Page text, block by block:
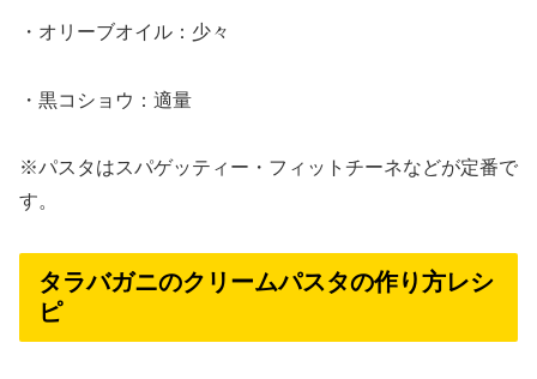
・オリーブオイル：少々
・黒コショウ：適量
※パスタはスパゲッティー・フィットチーネなどが定番で
す。
タラバガニのクリームパスタの作り方レシ
ピ